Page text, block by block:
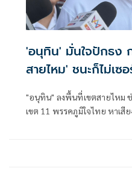
'อนุทิน' มั่นใจปักธง
สายไหม' ชนะก็ไม่เซ
"อนุทิน" ลงพื้นที่เขตสายไหม
เขต 11 พรรคภูมิใจไทย หาเสี